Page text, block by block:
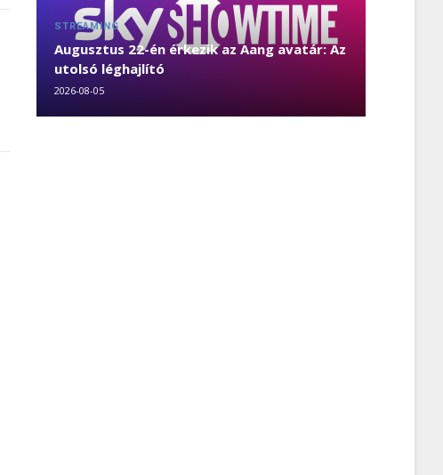
STREAMING
Augusztus 22-én érkezik az Aang avatár: Az
utolsó léghajlító
2026-08-05